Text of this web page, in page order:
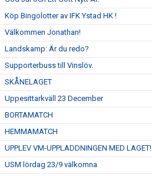
Köp Bingolotter av IFK Ystad HK !
Välkommen Jonathan!
Landskamp: Är du redo?
Supporterbuss till Vinslöv.
SKÅNELAGET
Uppesittarkväll 23 December
BORTAMATCH
HEMMAMATCH
UPPLEV VM-UPPLADDNINGEN MED LAGET!
USM lördag 23/9 välkomna